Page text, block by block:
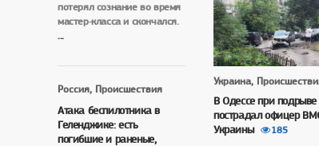
потерял сознание во время
мастер‑класса и скончался.
...
Россия, Происшествия
Атака беспилотника в
Геленджике: есть
погибшие и раненые,
Украина,
В Одессе при подрыве
пострадал офицер
Украины
185